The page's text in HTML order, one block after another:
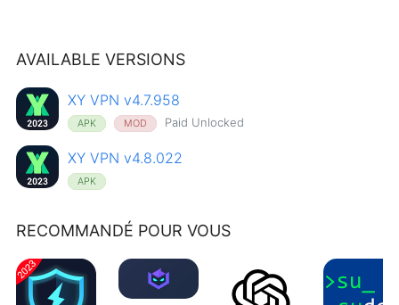
AVAILABLE VERSIONS
XY VPN v4.7.958
APK MOD Paid Unlocked
XY VPN v4.8.022
APK
RECOMMANDÉ POUR VOUS